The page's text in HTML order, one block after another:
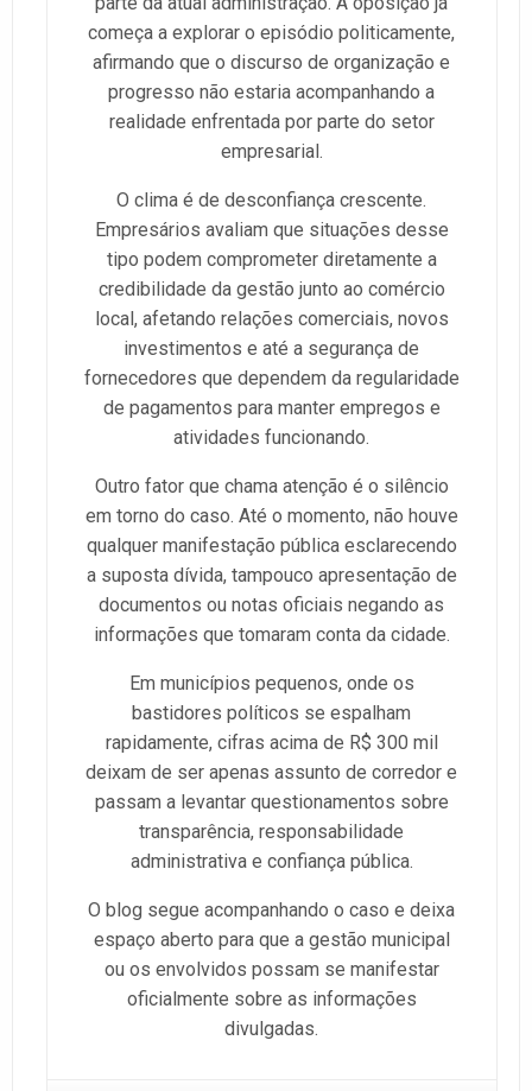
começa a explorar o episódio politicamente,
afirmando que o discurso de organização e
progresso não estaria acompanhando a
realidade enfrentada por parte do setor
empresarial.
O clima é de desconfiança crescente.
Empresários avaliam que situações desse
tipo podem comprometer diretamente a
credibilidade da gestão junto ao comércio
local, afetando relações comerciais, novos
investimentos e até a segurança de
fornecedores que dependem da regularidade
de pagamentos para manter empregos e
atividades funcionando.
Outro fator que chama atenção é o silêncio
em torno do caso. Até o momento, não houve
qualquer manifestação pública esclarecendo
a suposta dívida, tampouco apresentação de
documentos ou notas oficiais negando as
informações que tomaram conta da cidade.
Em municípios pequenos, onde os
bastidores políticos se espalham
rapidamente, cifras acima de R$ 300 mil
deixam de ser apenas assunto de corredor e
passam a levantar questionamentos sobre
transparência, responsabilidade
administrativa e confiança pública.
O blog segue acompanhando o caso e deixa
espaço aberto para que a gestão municipal
ou os envolvidos possam se manifestar
oficialmente sobre as informações
divulgadas.